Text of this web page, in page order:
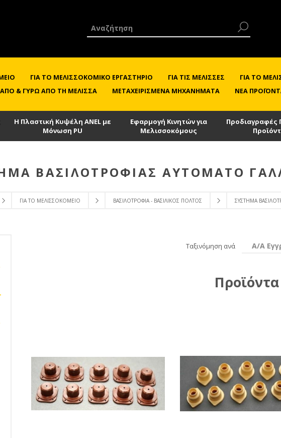
ΓΙΑ ΤΟ ΜΕΛΙΣΣΟΚΟΜΙΚΌ ΕΡΓΑΣΤΉΡΙΟ ΓΙΑ ΤΙΣ ΜΈΛΙΣΣΕΣ ΓΙΑ ΤΟ
ΑΠΌ & ΓΎΡΩ ΑΠΌ ΤΗ ΜΈΛΙΣΣΑ
ΜΕΤΑΧΕΙΡΙΣΜΈΝΑ ΜΗΧΑΝΉΜΑΤΑ ΝΈΑ
Η Πλαστική Κυψέλη ANEL με
Μόνωση PU
Εφαρμογή Κινητών για
Μελισσοκόμους
Προδιαγραφές
ΓΙΑ ΤΟ ΜΕΛΙΣΣΟΚΟΜΕΊΟ ΒΑΣΙΛΟΤΡΟΦΊΑ - ΒΑΣΙΛΙΚΌΣ ΠΟΛΤΌΣ ΣΎΣΤΗΜΑ
ΒΑΣΙΛΟΤΡΟΦΊΑΣ ΑΥΤΌΜΑΤΟ
Ταξινόμηση ανά Α/Α
Προϊόντα